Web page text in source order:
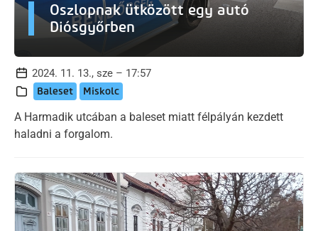
Oszlopnak ütközött egy autó
Diósgyőrben
2024. 11. 13., sze – 17:57
Baleset Miskolc
A Harmadik utcában a baleset miatt félpályán kezdett
haladni a forgalom.